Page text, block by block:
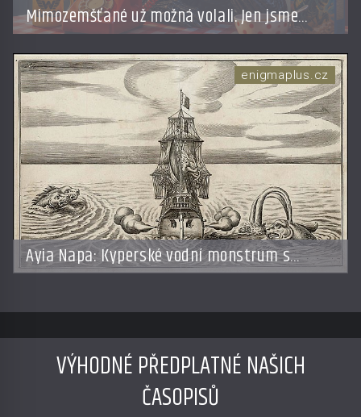
Mimozemšťané už možná volali. Jen jsme
jejich zprávu nedokázali rozpoznat
Ayia Napa: Kyperské vodní monstrum s
mírumilovnou povahou
enigmaplus.cz
VÝHODNÉ PŘEDPLATNÉ NAŠICH
ČASOPISŮ